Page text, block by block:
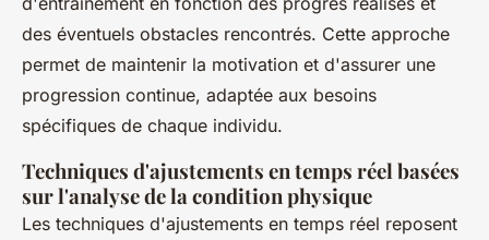
des éventuels obstacles rencontrés. Cette approche
permet de maintenir la motivation et d'assurer une
progression continue, adaptée aux besoins
spécifiques de chaque individu.
Techniques d'ajustements en temps réel basées
sur l'analyse de la condition physique
Les techniques d'ajustements en temps réel reposent